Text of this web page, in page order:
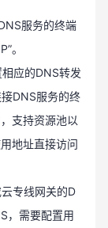
服务的终端
。
应的DNS转发
DNS服务的终
支持资源池以
地址直接访问
专线网关的D
，需要配置用